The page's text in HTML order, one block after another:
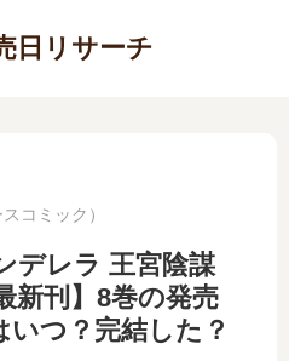
日リサーチ
コミック）
デレラ 王宮陰謀
新刊】8巻の発売
いつ？完結した？